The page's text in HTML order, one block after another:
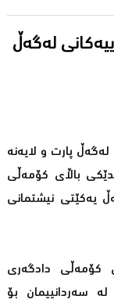
لەگەڵ
لەگەڵ پارت و لایەنە
باڵای كۆمەڵی
یەكێتی نیشتمانی
كۆمەڵی دادگەری
سەردانییمان بۆ